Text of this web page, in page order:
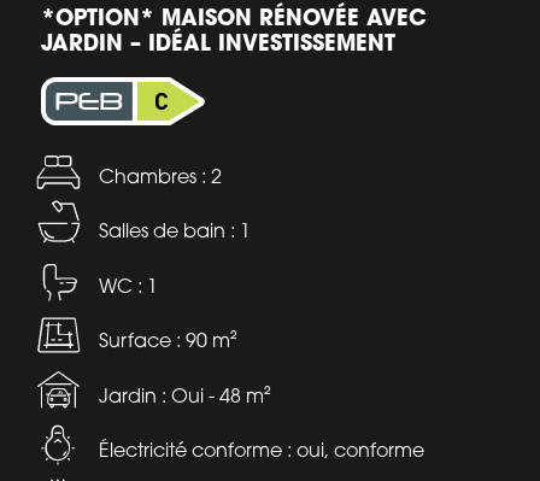
*OPTION* MAISON RÉNOVÉE AVEC
JARDIN – IDÉAL INVESTISSEMENT
Chambres : 2
Salles de bain : 1
WC : 1
Surface : 90 m²
Jardin : Oui - 48 m²
Électricité conforme : oui, conforme